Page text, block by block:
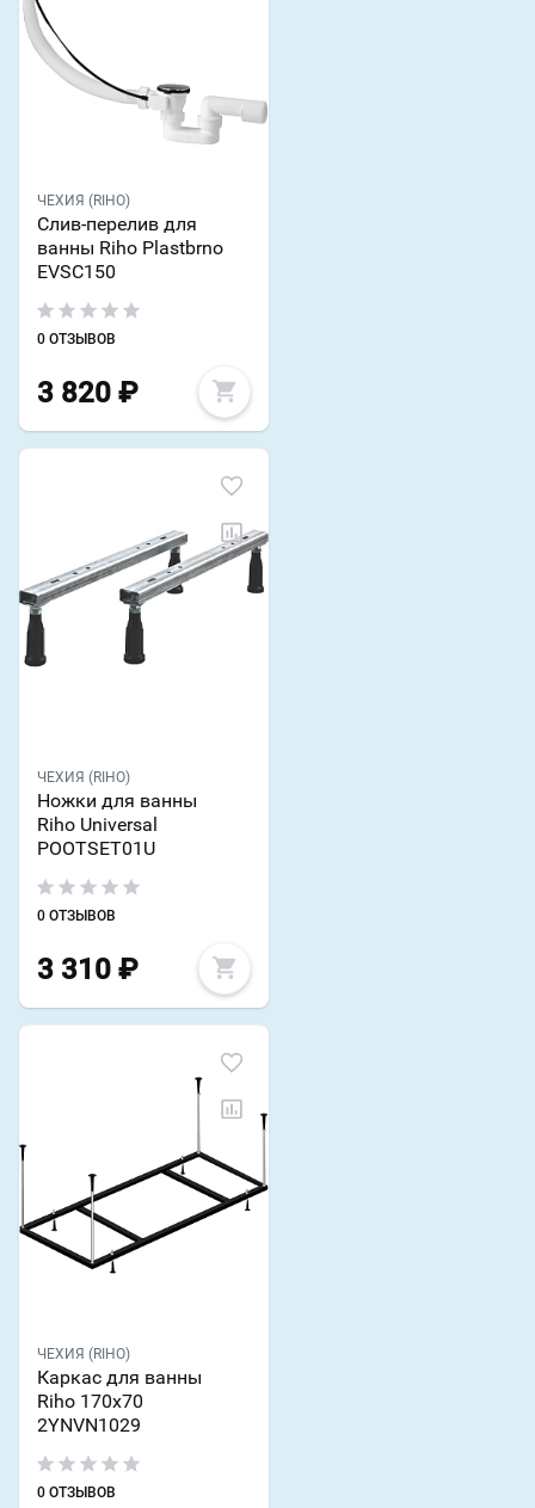
ЧЕХИЯ (RIHO)
Слив-перелив для
ванны Riho Plastbrno
EVSC150
0 ОТЗЫВОВ
3 820 ₽
ЧЕХИЯ (RIHO)
Ножки для ванны
Riho Universal
POOTSET01U
0 ОТЗЫВОВ
3 310 ₽
ЧЕХИЯ (RIHO)
Каркас для ванны
Riho 170x70
2YNVN1029
0 ОТЗЫВОВ